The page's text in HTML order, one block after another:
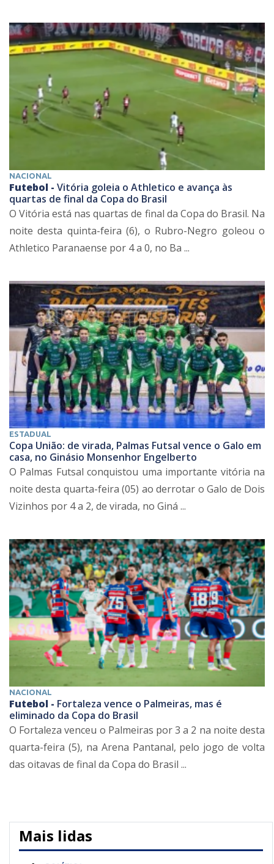
NACIONAL
Futebol - Vitória goleia o Athletico e avança às
quartas de final da Copa do Brasil
O Vitória está nas quartas de final da Copa do Brasil. Na
noite desta quinta-feira (6), o Rubro-Negro goleou o
Athletico Paranaense por 4 a 0, no Ba ...
ESTADUAL
Copa União: de virada, Palmas Futsal vence o Galo em
casa, no Ginásio Monsenhor Engelberto
O Palmas Futsal conquistou uma importante vitória na
noite desta quarta-feira (05) ao derrotar o Galo de Dois
Vizinhos por 4 a 2, de virada, no Giná ...
NACIONAL
Futebol - Fortaleza vence o Palmeiras, mas é
eliminado da Copa do Brasil
O Fortaleza venceu o Palmeiras por 3 a 2 na noite desta
quarta-feira (5), na Arena Pantanal, pelo jogo de volta
das oitavas de final da Copa do Brasil ...
Mais lidas